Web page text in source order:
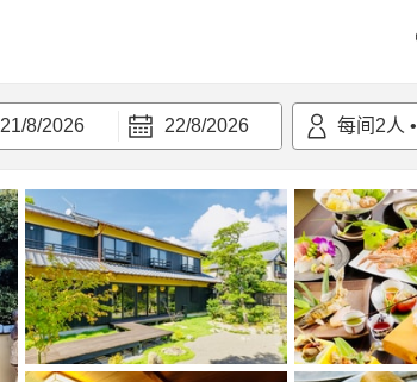
21/8/2026 22/8/2026 每间 2人 •